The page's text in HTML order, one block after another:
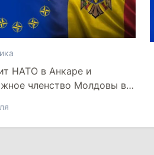
НАТО в Анкаре и
членство Молдовы в